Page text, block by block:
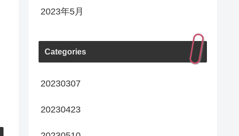
2023年5月
Categories
20230307
20230423